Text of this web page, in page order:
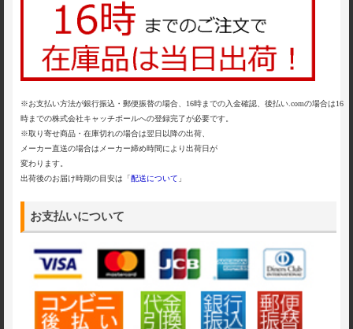
※お支払い方法が銀行振込・郵便振替の場合、16時までの入金確認、後払い.comの場合は16
時までの株式会社キャッチボールへの登録完了が必要です。
※取り寄せ商品・在庫切れの場合は翌日以降の出荷、
メーカー直送の場合はメーカー締め時間により出荷日が
変わります。
出荷後のお届け時期の目安は「配送について 」
お支払いについて